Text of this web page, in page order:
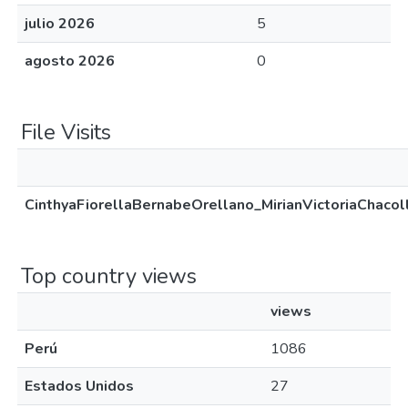
julio 2026
5
agosto 2026
0
File Visits
Top country views
views
Perú
1086
Estados Unidos
27